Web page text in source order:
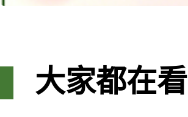
大家都在看